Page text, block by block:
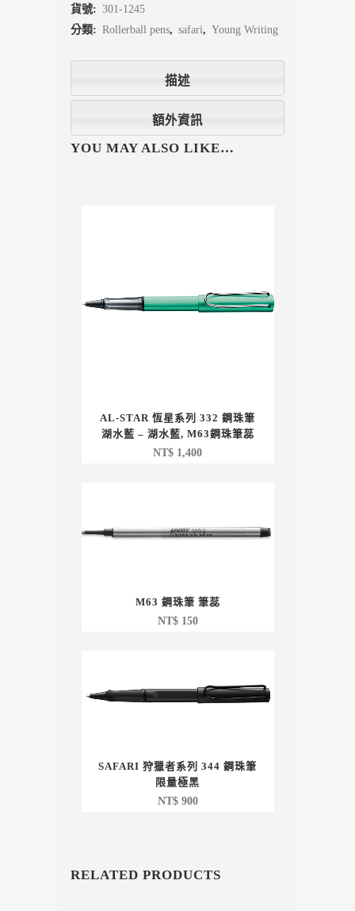
貨號: 301-1245
分類: Rollerball pens, safari, Young Writing
描述
額外資訊
YOU MAY ALSO LIKE…
AL-STAR 恆星系列 332 鋼珠筆
湖水藍 – 湖水藍, M63鋼珠筆蕊
NT$ 1,400
M63 鋼珠筆 筆蕊
NT$150
SAFARI 狩獵者系列 344 鋼珠筆
限量極黑
NT$900
RELATED PRODUCTS